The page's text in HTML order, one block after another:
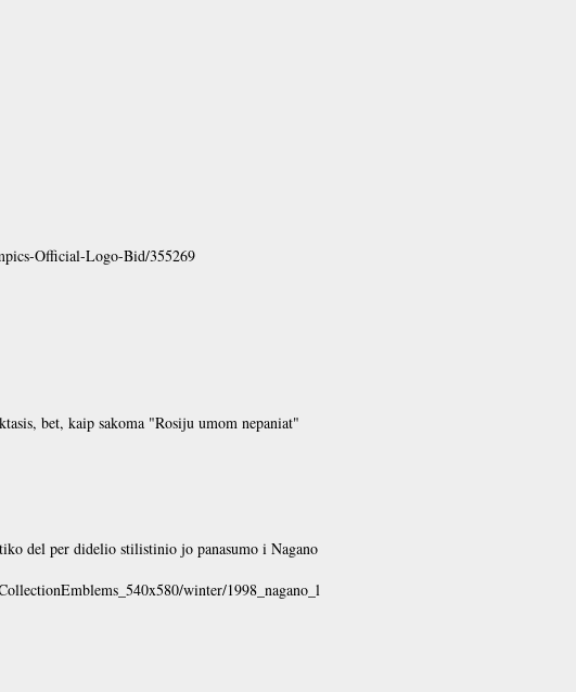
Official-Logo-Bid/355269
bet, kaip sakoma "Rosiju umom nepaniat"
del per didelio stilistinio jo panasumo i Nagano
winter/1998_nagano_l